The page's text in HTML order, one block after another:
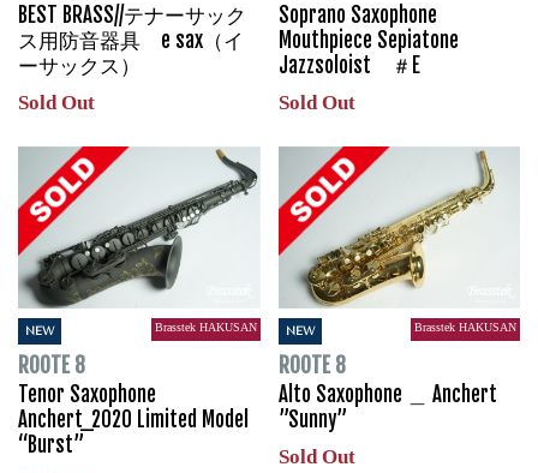
BEST BRASS//テナーサック
ス用防音器具 e sax（イ
ーサックス）
Sold Out
Soprano Saxophone
Mouthpiece Sepiatone
Jazzsoloist ＃E
Sold Out
NEW Brasstek HAKUSAN
ROOTE 8
Tenor Saxophone
Anchert_2020 Limited Model
“Burst”
NEW Brasstek HAKUSAN
ROOTE 8
Alto Saxophone ＿ Anchert
”Sunny”
Sold Out